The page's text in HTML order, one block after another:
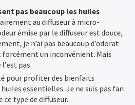
pas beaucoup les huiles
au diffuseur à micro-
émise par le diffuseur est douce,
je n’ai pas beaucoup d’odorat
forcément un inconvénient. Mais
pas
pour profiter des bienfaits
essentielles. Je ne suis pas fan
ce type de diffuseur.